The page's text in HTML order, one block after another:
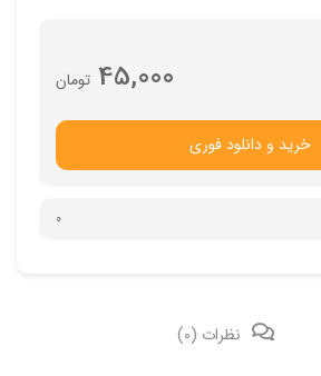
تومان 45,000
خرید و دانلود فوری
0
نظرات (0)